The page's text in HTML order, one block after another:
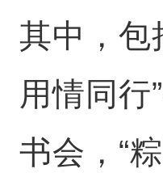
其中，包
用情同行
书会，“